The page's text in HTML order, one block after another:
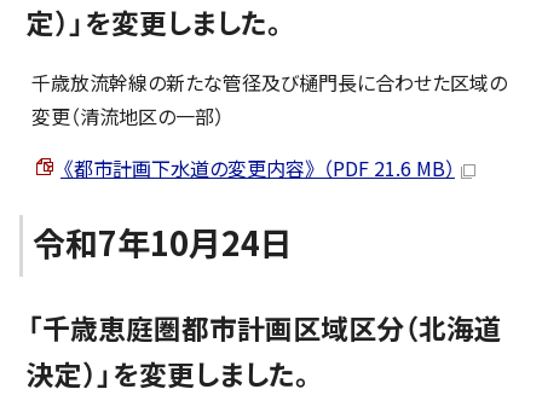
定）」を変更しました。
千歳放流幹線の新たな管径及び樋門長に合わせた区域の
変更（清流地区の一部）
《都市計画下水道の変更内容》 （PDF 21.6 MB）
令和7年10月24日
「千歳恵庭圏都市計画区域区分（北海道
決定）」を変更しました。